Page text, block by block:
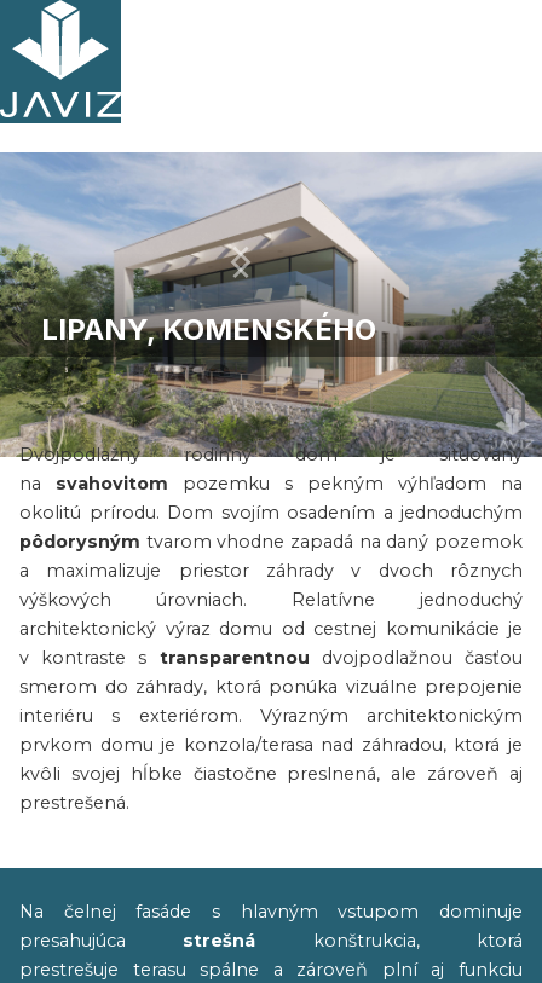
LIPANY, KOMENSKÉHO
Slide 2 of 11.
O projekte
Dvojpodlažný rodinný dom je situovaný
na svahovitom pozemku s pekným výhľadom na
okolitú prírodu. Dom svojím osadením a jednoduchým
pôdorysným tvarom vhodne zapadá na daný pozemok
a maximalizuje priestor záhrady v dvoch rôznych
výškových úrovniach. Relatívne jednoduchý
architektonický výraz domu od cestnej komunikácie je
v kontraste s transparentnou dvojpodlažnou časťou
smerom do záhrady, ktorá ponúka vizuálne prepojenie
interiéru s exteriérom. Výrazným architektonickým
prvkom domu je konzola/terasa nad záhradou, ktorá je
kvôli svojej hĺbke čiastočne preslnená, ale zároveň aj
prestrešená.
Na čelnej fasáde s hlavným vstupom dominuje
presahujúca strešná konštrukcia, ktorá
prestrešuje terasu spálne a zároveň plní aj funkciu